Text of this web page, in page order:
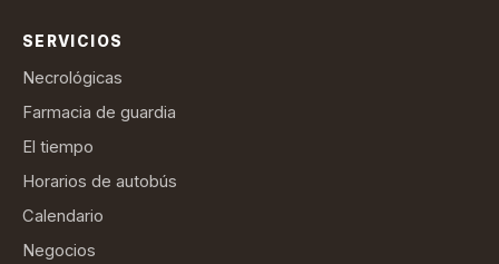
SERVICIOS
Necrológicas
Farmacia de guardia
El tiempo
Horarios de autobús
Calendario
Negocios